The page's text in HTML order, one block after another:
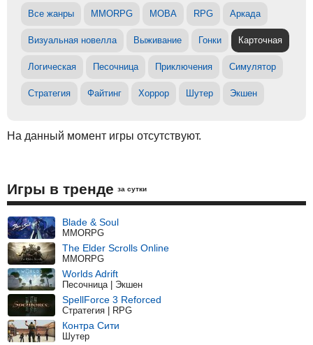
Все жанры MMORPG MOBA RPG Аркада
Визуальная новелла Выживание Гонки Карточная
Логическая Песочница Приключения Симулятор
Стратегия Файтинг Хоррор Шутер Экшен
На данный момент игры отсутствуют.
Игры в тренде за сутки
Blade & Soul
MMORPG
The Elder Scrolls Online
MMORPG
Worlds Adrift
Песочница | Экшен
SpellForce 3 Reforced
Стратегия | RPG
Контра Сити
Шутер